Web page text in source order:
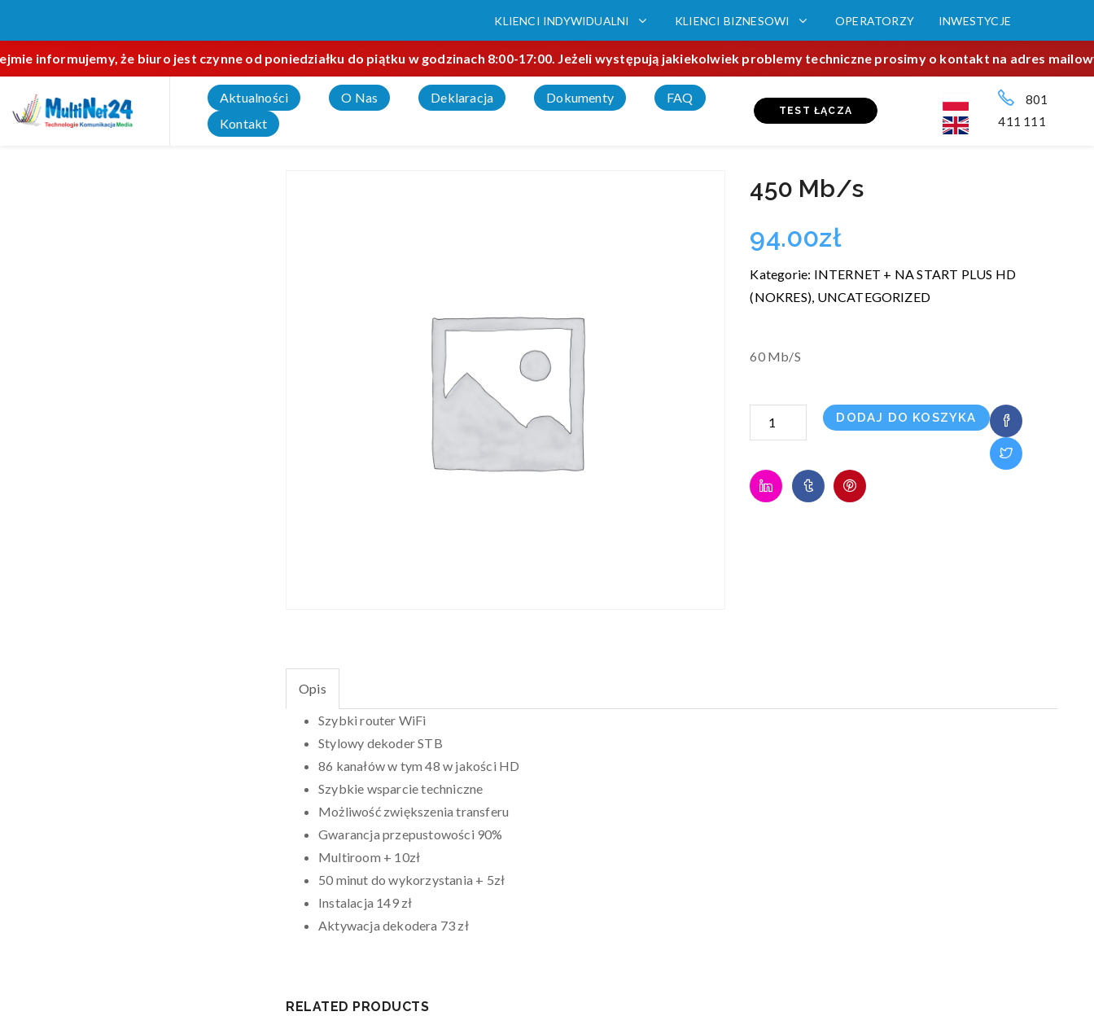
KLIENCI INDYWIDUALNI KLIENCI BIZNESOWI OPERATORZY INWESTYCJE
informujemy, że biuro jest czynne od poniedziałku do piątku w godzinach 8:00-17:00. Jeżeli występują jakiekolwiek problemy techniczne prosimy o kontakt na adres
Aktualności O Nas Deklaracja Dokumenty
FAQ
Kontakt
TEST ŁĄCZA
801
411 111
450 Mb/s
94.00zł
Kategorie: INTERNET + NA START PLUS HD
(NOKRES), UNCATEGORIZED
60 Mb/S
ilość
450
DODAJ DO KOSZYKA
Opis
Szybki router WiFi
Stylowy dekoder STB
86 kanałów w tym 48 w jakości HD
Szybkie wsparcie techniczne
Możliwość zwiększenia transferu
Gwarancja przepustowości 90%
Multiroom + 10zł
50 minut do wykorzystania + 5zł
Instalacja 149 zł
Aktywacja dekodera 73 zł
RELATED PRODUCTS